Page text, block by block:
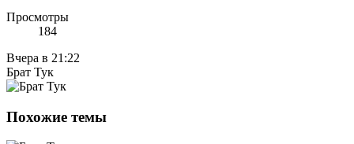
Просмотры
184
Вчера в 21:22
Брат Тук
Похожие темы